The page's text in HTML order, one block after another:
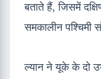
बताते हैं, जिसमें
समकालीन पश्चिमी
ल्यान ने यूके के दो